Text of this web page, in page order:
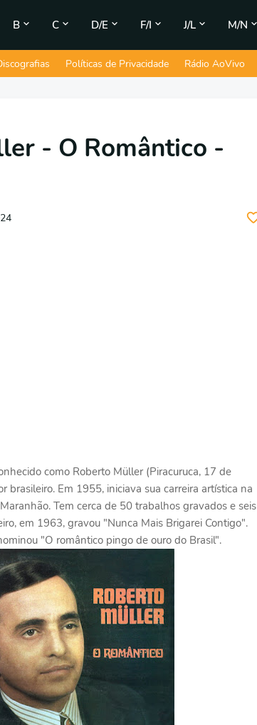
B C D/E F/I J/L M/N
Políticas de Privacidade Rádio AoVivo
- O Romântico -
como Roberto Müller (Piracuruca, 17 de
brasileiro. Em 1955, iniciava sua carreira artística na
Tem cerca de 50 trabalhos gravados e seis
em 1963, gravou "Nunca Mais Brigarei Contigo".
"O romântico pingo de ouro do Brasil".